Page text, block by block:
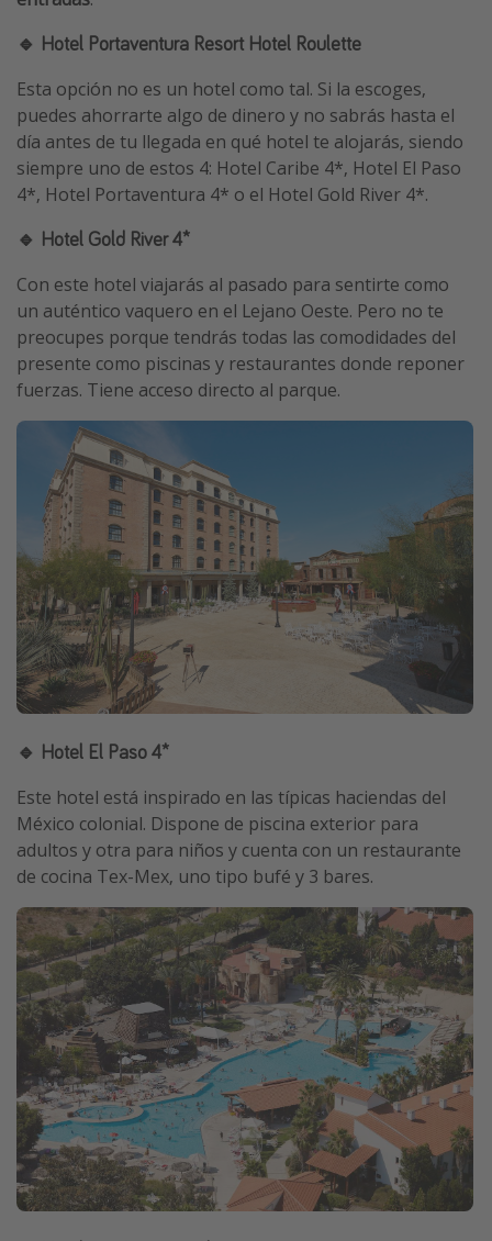
🔹 Hotel Portaventura Resort Hotel Roulette
Esta opción no es un hotel como tal. Si la escoges,
puedes ahorrarte algo de dinero y no sabrás hasta el
día antes de tu llegada en qué hotel te alojarás, siendo
siempre uno de estos 4: Hotel Caribe 4*, Hotel El Paso
4*, Hotel Portaventura 4* o el Hotel Gold River 4*.
🔹 Hotel Gold River 4*
Con este hotel viajarás al pasado para sentirte como
un auténtico vaquero en el Lejano Oeste. Pero no te
preocupes porque tendrás todas las comodidades del
presente como piscinas y restaurantes donde reponer
fuerzas. Tiene acceso directo al parque.
🔹 Hotel El Paso 4*
Este hotel está inspirado en las típicas haciendas del
México colonial. Dispone de piscina exterior para
adultos y otra para niños y cuenta con un restaurante
de cocina Tex-Mex, uno tipo bufé y 3 bares.